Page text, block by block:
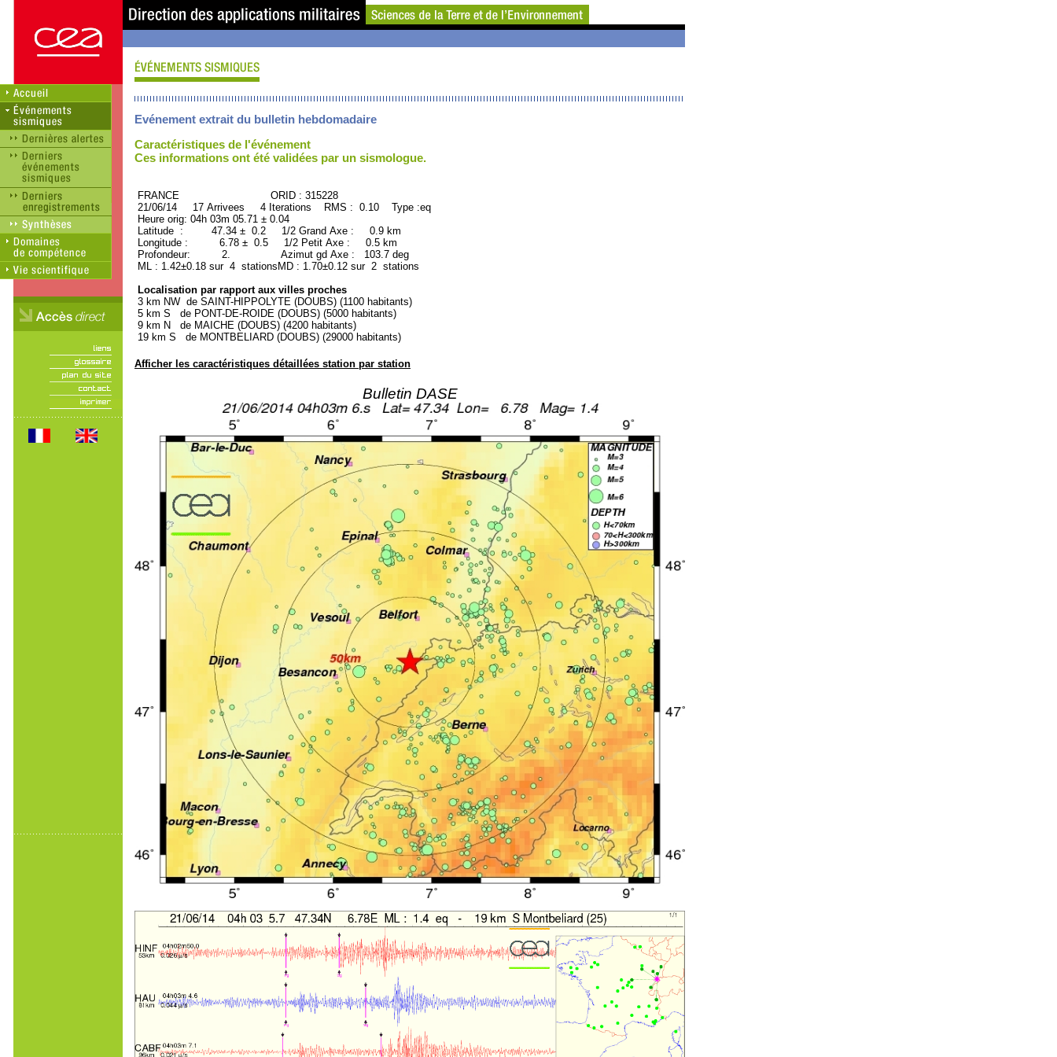
Evénement extrait du bulletin hebdomadaire
Caractéristiques de l'événement
Ces informations ont été validées par un sismologue.
FRANCE ORID : 315228
21/06/14 17 Arrivees 4 Iterations RMS : 0.10 Type :eq
Heure orig: 04h 03m 05.71 ± 0.04
Latitude : 47.34 ± 0.2 1/2 Grand Axe : 0.9 km
Longitude : 6.78 ± 0.5 1/2 Petit Axe : 0.5 km
Profondeur: 2. Azimut gd Axe : 103.7 deg
ML : 1.42±0.18 sur 4 stationsMD : 1.70±0.12 sur 2 stations
Localisation par rapport aux villes proches
3 km NW de SAINT-HIPPOLYTE (DOUBS) (1100 habitants)
5 km S de PONT-DE-ROIDE (DOUBS) (5000 habitants)
9 km N de MAICHE (DOUBS) (4200 habitants)
19 km S de MONTBELIARD (DOUBS) (29000 habitants)
Afficher les caractéristiques détaillées station par station
Bulletin DASE